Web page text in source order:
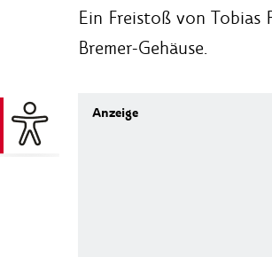
Ein Freistoß von Tobias
Bremer-Gehäuse.